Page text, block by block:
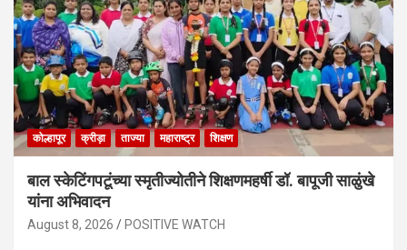
कोल्हापूर क्रीड़ा ताज्या महाराष्ट्र शिक्षण
बाल स्केटिंगपटूंच्या स्मृतीज्योतीने शिक्षणमहर्षी डॉ. बापूजी साळुंखे
यांना अभिवादन
August 8, 2026 POSITIVE WATCH